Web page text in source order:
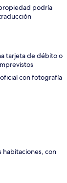
podría
tarjeta de débito o
con fotografía
habitaciones, con